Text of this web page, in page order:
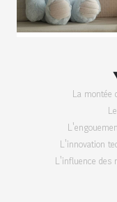
La montée
L'innovation
L'influence des